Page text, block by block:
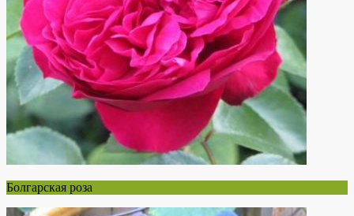
Болгарская роза